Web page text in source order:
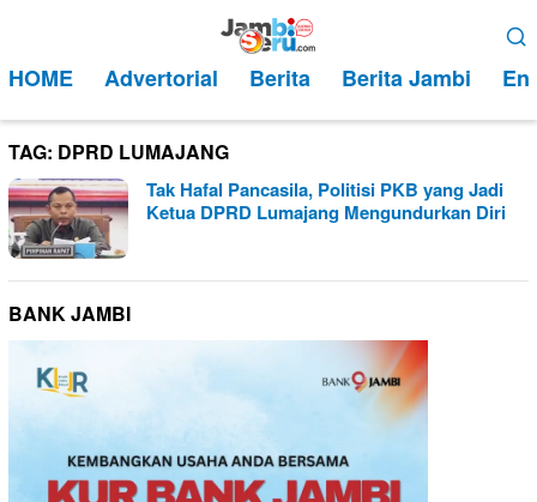
kontenMobile
HOME Advertorial Berita Berita Jambi
TAG: DPRD LUMAJANG
Tak Hafal Pancasila, Politisi PKB yang Jadi
Ketua DPRD Lumajang Mengundurkan Diri
BANK JAMBI